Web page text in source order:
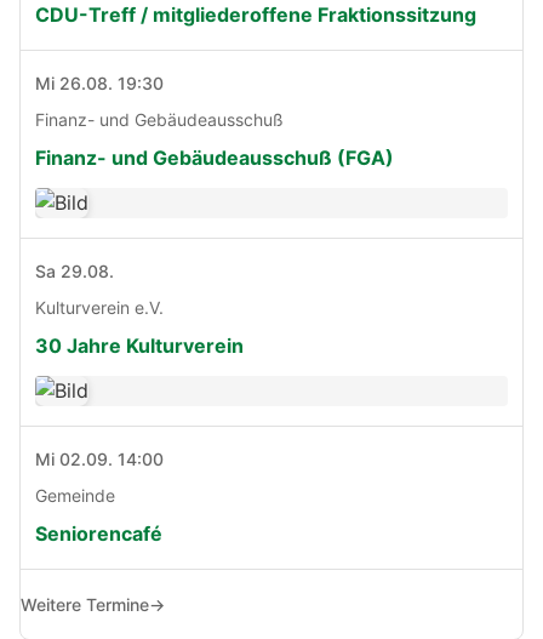
CDU-Treff / mitgliederoffene Fraktionssitzung
Mi 26.08. 19:30
Finanz- und Gebäudeausschuß
Finanz- und Gebäudeausschuß (FGA)
Sa 29.08.
Kulturverein e.V.
30 Jahre Kulturverein
Mi 02.09. 14:00
Gemeinde
Seniorencafé
Weitere Termine→